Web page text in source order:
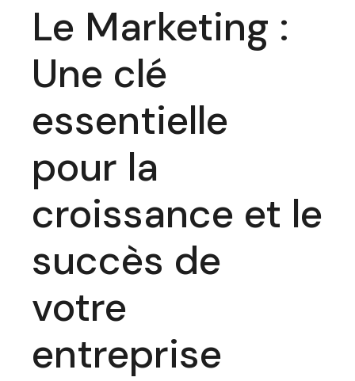
Le Marketing :
Une clé
essentielle
pour la
croissance et le
succès de
votre
entreprise